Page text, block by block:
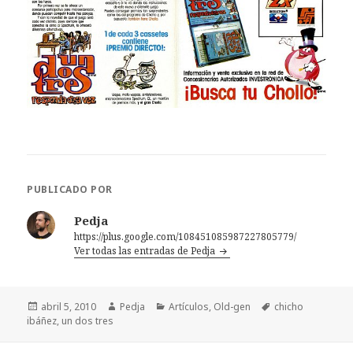
PUBLICADO POR
Pedja
https://plus.google.com/108451085987227805779/
Ver todas las entradas de Pedja
Publicado
el
abril 5, 2010 Autor
Pedja Categorías
Artículos, Old-gen Etiquetas
chicho
ibáñez, un dos tres